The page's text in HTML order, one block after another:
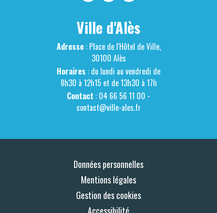
Ville d'Alès
Adresse: Place de l'Hôtel de Ville,
30100 Alès
Horaires : du lundi au vendredi de
8h30 à 12h15 et de 13h30 à 17h
Contact : 04 66 56 11 00 -
contact@ville-ales.fr
Données personnelles
Mentions légales
Gestion des cookies